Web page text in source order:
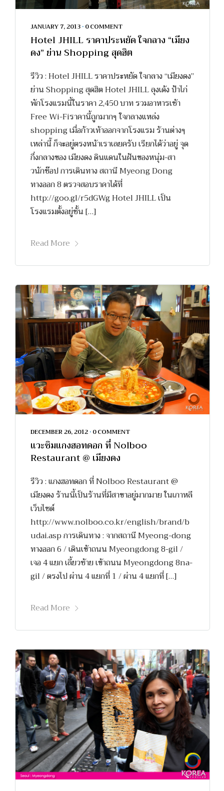
JANUARY 7, 2013 • 0 COMMENT
Hotel JHILL ราคาประหยัด ใจกลาง “เมียง
ดง” ย่าน Shopping สุดฮิต
รีวิว : Hotel JHILL ราคาประหยัด ใจกลาง “เมียงดง”
ย่าน Shopping สุดฮิต Hotel JHILL ลุงเด้ง ป้าไก่
พักโรงแรมนี้ในราคา 2,450 บาท รวมอาหารเช้า
Free Wi-Fiราคานี้ถูกมากๆ ใจกลางแหล่ง
shopping เมื่อก้าวเท้าออกจากโรงแรม ร้านต่างๆ
เหล่านี้ ก็จะอยู่ตรงหน้าเราเลยครับ เรียกได้ว่าอยู่ จุด
กึ่งกลางของ เมียงดง ดินแดนในฝันของหนุ่ม-สา
วนักช๊อป การเดินทาง สถานี Myeong Dong
ทางออก 8 ตรวจสอบราคาได้ที่
http://goo.gl/r5dGWg Hotel JHILL เป็น
โรงแรมตั้งอยู่ชั้น […]
Read More
DECEMBER 26, 2012 • 0 COMMENT
แวะชิมแกงฮอทดอก ที่ Nolboo
Restaurant @ เมียงดง
รีวิว : แกงฮอทดอก ที่ Nolboo Restaurant @
เมียงดง ร้านนี้เป็นร้านที่มีสาขาอยู่มากมาย ในเกาหลี
เว็บไซต์
http://www.nolboo.co.kr/english/brand/b
udai.asp การเดินทาง : จากสถานี Myeong-dong
ทางออก 6 / เดินเข้าถนน Myeongdong 8-gil /
เจอ 4 แยก เลี้ยวซ้าย เข้าถนน Myeongdong 8na-
gil / ตรงไป ผ่าน 4 แยกที่ 1 / ผ่าน 4 แยกที่ […]
Read More